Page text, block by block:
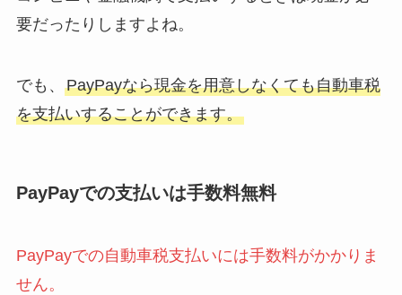
要だったりしますよね。
でも、 PayPayなら現金を用意しなくても自動車税
を支払いすることができます。
PayPayでの支払いは手数料無料
PayPayでの自動車税支払いには手数料がかかりま
せん。